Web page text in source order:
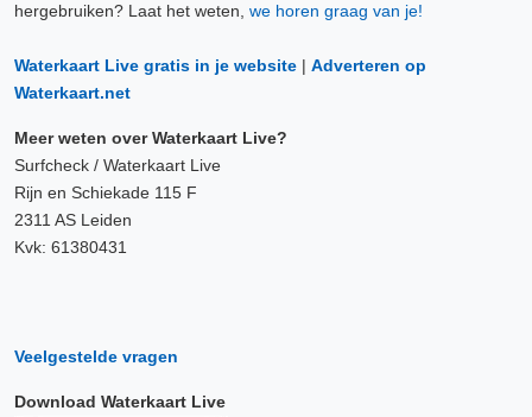
hergebruiken? Laat het weten, we horen graag van je!
Waterkaart Live gratis in je website | Adverteren op
Waterkaart.net
Meer weten over Waterkaart Live?
Surfcheck / Waterkaart Live
Rijn en Schiekade 115 F
2311 AS Leiden
Kvk: 61380431
Veelgestelde vragen
Download Waterkaart Live